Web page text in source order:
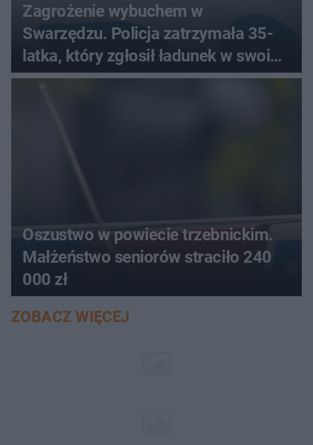
Zagrożenie wybuchem w
Swarzędzu. Policja zatrzymała 35-
latka, który zgłosił ładunek w swoim
aucie
Oszustwo w powiecie trzebnickim.
Małżeństwo seniorów straciło 240
000 zł
ZOBACZ WIĘCEJ